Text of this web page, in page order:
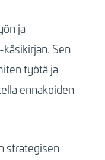
ja
Sen
työtä ja
ennakoiden
strategisen